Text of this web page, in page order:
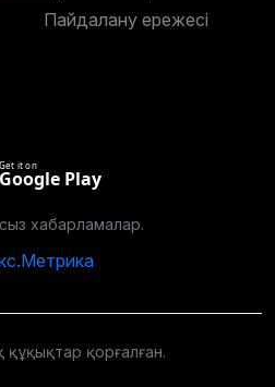
Пайдалану ережесі
Get it on
Google Play
хабарламалар.
қорғалған.